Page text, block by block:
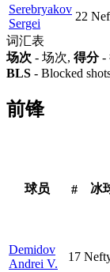
Serebryakov
Sergei
22
词汇表
场次 - 场次, 得分-
BLS - Blocked
前锋
球员 # 冰
Demidov
Andrei V.
17